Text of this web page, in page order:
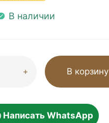
В наличии
В корзину
Написать WhatsApp